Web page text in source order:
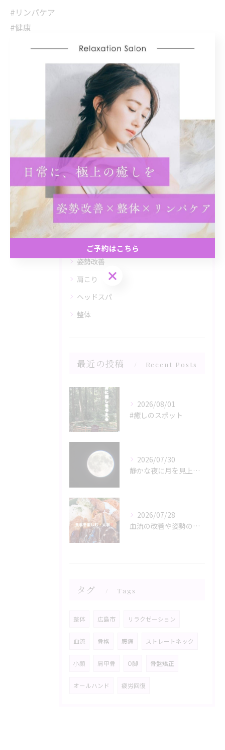
#リンパケア
#健康
一覧に戻る 次のページ >
カテゴリー
全てのカテゴリー
リンパ
姿勢改善
肩こり
ヘッドスパ
整体
最近の投稿 Recent Posts
2026/08/01
#癒しのスポット
2026/07/30
静かな夜に月を見上げるひととき、心と体がリラックスモードに誘...
2026/07/28
血流の改善や姿勢の調整が、日々の健康を支える鍵。
タグ Tags
整体 広島市 リラクゼーション
血流 骨格 腰痛 ストレートネック
小顔 肩甲骨 O脚 骨盤矯正
オールハンド 疲労回復
ご予約はこちら
ご予約はこちら